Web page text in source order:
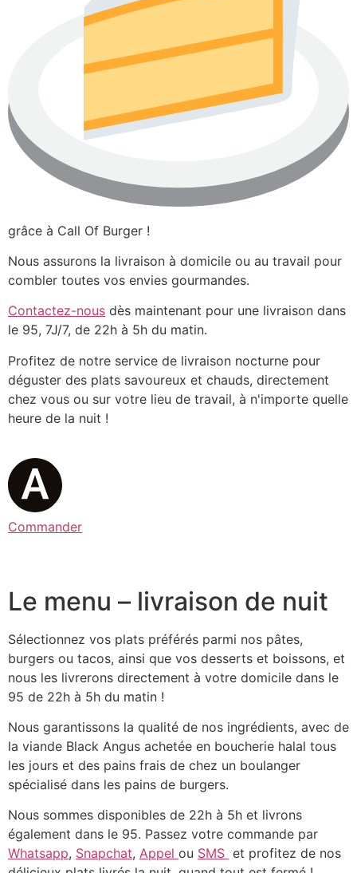
grâce à Call Of Burger !
Nous assurons la livraison à domicile ou au travail pour
combler toutes vos envies gourmandes.
Contactez-nous dès maintenant pour une livraison dans
le 95, 7J/7, de 22h à 5h du matin.
Profitez de notre service de livraison nocturne pour
déguster des plats savoureux et chauds, directement
chez vous ou sur votre lieu de travail, à n'importe quelle
heure de la nuit !
Commander
Le menu – livraison de nuit
Sélectionnez vos plats préférés parmi nos pâtes,
burgers ou tacos, ainsi que vos desserts et boissons, et
nous les livrerons directement à votre domicile dans le
95 de 22h à 5h du matin !
Nous garantissons la qualité de nos ingrédients, avec de
la viande Black Angus achetée en boucherie halal tous
les jours et des pains frais de chez un boulanger
spécialisé dans les pains de burgers.
Nous sommes disponibles de 22h à 5h et livrons
également dans le 95. Passez votre commande par
Whatsapp, Snapchat, Appel ou SMS et profitez de nos